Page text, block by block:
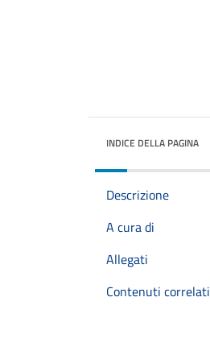
INDICE DELLA PAGINA
Descrizione
A cura di
Allegati
Contenuti correlati